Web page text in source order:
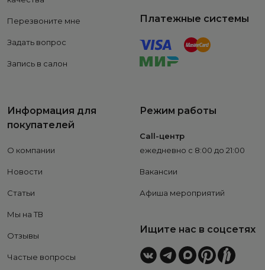
Перезвоните мне
Задать вопрос
Запись в салон
Платежные системы
Информация для
покупателей
О компании
Новости
Статьи
Мы на ТВ
Отзывы
Частые вопросы
Режим работы
Call-центр
ежедневно с 8:00 до 21:00
Вакансии
Афиша мероприятий
Ищите нас в соцсетях